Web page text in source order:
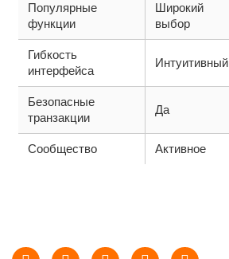
Популярные
функции
Широкий
выбор
Гибкость
интерфейса
Интуитивный
Безопасные
транзакции
Да
Сообщество Активное